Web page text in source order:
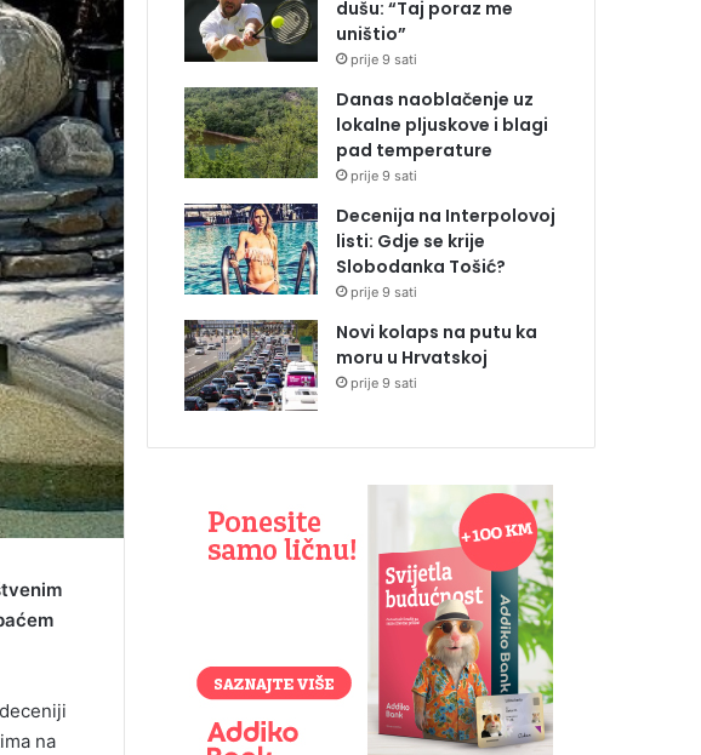
na
dušu: “Taj poraz me
uništio”
prije 9 sati
Danas naoblačenje uz
lokalne pljuskove i blagi
pad temperature
prije 9 sati
Decenija na Interpolovoj
listi: Gdje se krije
Slobodanka Tošić?
prije 9 sati
Novi kolaps na putu ka
moru u Hrvatskoj
prije 9 sati